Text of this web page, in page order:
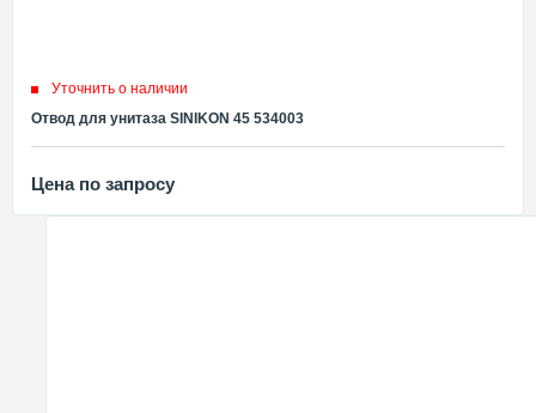
Уточнить о наличии
Отвод для унитаза SINIKON 45 534003
Цена по запросу